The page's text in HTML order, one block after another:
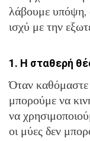
λάβουμε υπόψη,
ισχύ με την
1. Η σταθερή
Όταν
μπορούμε να
να
οι μύες δεν